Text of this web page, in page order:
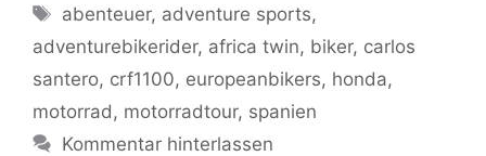
b
o
o
k
A
p
p
er Li
n
k
m
Schlagwörter
abenteuer, adventure sports,
adventurebikerider, africa twin, biker, carlos
santero, crf1100, europeanbikers, honda,
motorrad , motorradtour, spanien
Kommentar hinterlassen